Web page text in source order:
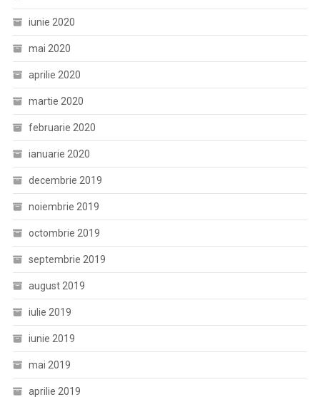
iunie 2020
mai 2020
aprilie 2020
martie 2020
februarie 2020
ianuarie 2020
decembrie 2019
noiembrie 2019
octombrie 2019
septembrie 2019
august 2019
iulie 2019
iunie 2019
mai 2019
aprilie 2019